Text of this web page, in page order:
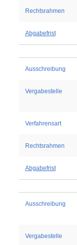
Rechtsrahmen
Abgabefrist
Ausschreibung
Vergabestelle
Verfahrensart
Rechtsrahmen
Abgabefrist
Ausschreibung
Vergabestelle